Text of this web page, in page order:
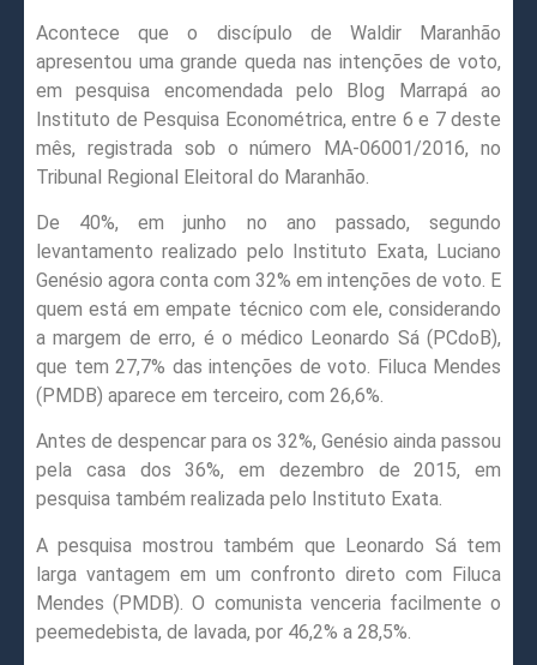
Acontece que o discípulo de Waldir Maranhão
apresentou uma grande queda nas intenções de voto,
em pesquisa encomendada pelo Blog Marrapá ao
Instituto de Pesquisa Econométrica, entre 6 e 7 deste
mês, registrada sob o número MA-06001/2016, no
Tribunal Regional Eleitoral do Maranhão.
De 40%, em junho no ano passado, segundo
levantamento realizado pelo Instituto Exata, Luciano
Genésio agora conta com 32% em intenções de voto. E
quem está em empate técnico com ele, considerando
a margem de erro, é o médico Leonardo Sá (PCdoB),
que tem 27,7% das intenções de voto. Filuca Mendes
(PMDB) aparece em terceiro, com 26,6%.
Antes de despencar para os 32%, Genésio ainda passou
pela casa dos 36%, em dezembro de 2015, em
pesquisa também realizada pelo Instituto Exata.
A pesquisa mostrou também que Leonardo Sá tem
larga vantagem em um confronto direto com Filuca
Mendes (PMDB). O comunista venceria facilmente o
peemedebista, de lavada, por 46,2% a 28,5%.